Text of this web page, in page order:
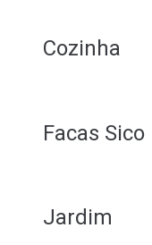
Cozinha
Facas Sico
Jardim